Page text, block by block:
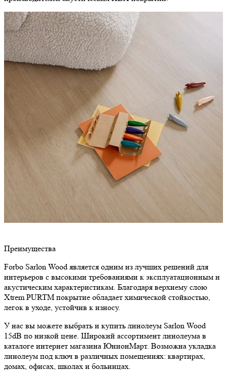
Преимущества
Forbo Sarlon Wood является одним из лучших решений для
интерьеров с высокими требованиями к эксплуатационным и
акустическим характеристикам. Благодаря верхнему слою
Xtrem PURTM покрытие обладает химической стойкостью,
легок в уходе, устойчив к износу.
У нас вы можете выбрать и купить линолеум Sarlon Wood
15dB по низкой цене. Широкий ассортимент линолеума в
каталоге интернет магазина ЮнионМарт. Возможна укладка
линолеум под ключ в различных помещениях: квартирах,
домах, офисах, школах и больницах.